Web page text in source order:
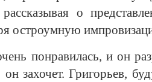
о
остроумную
понравилась, и он
он захочет. Григорьев,